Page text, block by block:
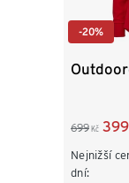
-20%
699 Kč 399
Nejnižší
dní: